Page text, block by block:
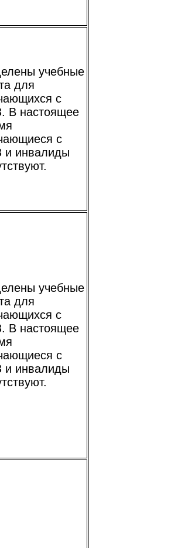
учебные
для
с
В настоящее
с
и инвалиды
учебные
для
с
В настоящее
с
и инвалиды